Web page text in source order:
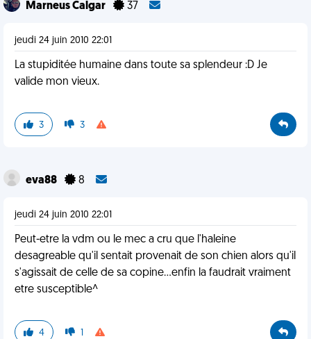
Marneus Calgar 37
jeudi 24 juin 2010 22:01
La stupiditée humaine dans toute sa splendeur :D Je
valide mon vieux.
3 3
eva88 8
jeudi 24 juin 2010 22:01
Peut-etre la vdm ou le mec a cru que l'haleine
desagreable qu'il sentait provenait de son chien alors qu'il
s'agissait de celle de sa copine...enfin la faudrait vraiment
etre susceptible^
4 1